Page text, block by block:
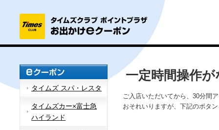
タイムズ スパ・レスタ
タイムズカー×富士急
ハイランド
一定時間操作
ご入店いただいてから、30分間
おそれいりますが、下記のボタ